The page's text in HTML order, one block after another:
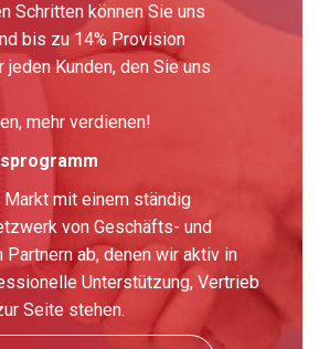
Schritten können Sie uns
bis zu 14% Provision
jeden Kunden, den Sie uns
mehr verdienen!
Markt mit einem ständig
von Geschäfts- und
ab, denen wir aktiv in
Unterstützung, Vertrieb
Seite stehen.